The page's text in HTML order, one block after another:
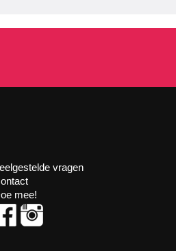
vragen
mee!